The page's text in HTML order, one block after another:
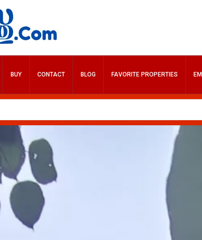
BUY CONTACT BLOG FAVORITE PROPERTIES